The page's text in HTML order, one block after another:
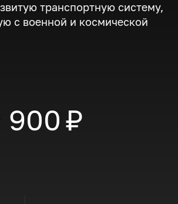
транспортную систему,
с военной и космической
900 ₽